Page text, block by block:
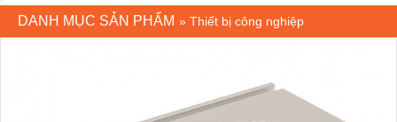
DANH MỤC SẢN PHẨM » Thiết bị công nghiệp